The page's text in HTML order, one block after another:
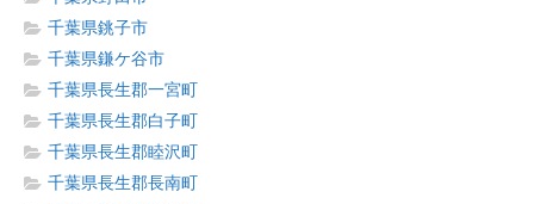
千葉県銚子市
千葉県鎌ケ谷市
千葉県長生郡一宮町
千葉県長生郡白子町
千葉県長生郡睦沢町
千葉県長生郡長南町